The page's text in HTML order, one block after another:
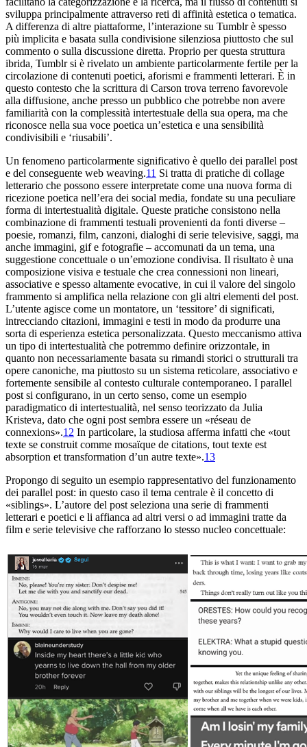
sviluppa principalmente attraverso reti di affinità estetica o tematica.
A differenza di altre piattaforme, l’interazione su Tumblr è spesso
più implicita e basata sulla condivisione silenziosa piuttosto che sul
commento o sulla discussione diretta. Proprio per questa struttura
ibrida, Tumblr si è rivelato un ambiente particolarmente fertile per la
circolazione di contenuti poetici, aforismi e frammenti letterari. È in
questo contesto che la scrittura di Carson trova terreno favorevole
alla diffusione, anche presso un pubblico che potrebbe non avere
familiarità con la complessità intertestuale della sua opera, ma che
riconosce nella sua voce poetica un’estetica e una sensibilità
condivisibili e ‘riusabili’.
Un fenomeno particolarmente significativo è quello dei parallel post
e del conseguente web weaving.11 Si tratta di pratiche di collage
letterario che possono essere interpretate come una nuova forma di
ricezione poetica nell’era dei social media, fondate su una peculiare
forma di intertestualità digitale. Queste pratiche consistono nella
combinazione di frammenti testuali provenienti da fonti diverse –
poesie, romanzi, film, canzoni, dialoghi di serie televisive, saggi, ma
anche immagini, gif e fotografie – accomunati da un tema, una
suggestione concettuale o un’emozione condivisa. Il risultato è una
composizione visiva e testuale che crea connessioni non lineari,
associative e spesso altamente evocative, in cui il valore del singolo
frammento si amplifica nella relazione con gli altri elementi del post.
L’utente agisce come un montatore, un ‘tessitore’ di significati,
intrecciando citazioni, immagini e testi in modo da produrre una
sorta di esperienza estetica personalizzata. Questo meccanismo attiva
un tipo di intertestualità che potremmo definire orizzontale, in
quanto non necessariamente basata su rimandi storici o strutturali tra
opere canoniche, ma piuttosto su un sistema reticolare, associativo e
fortemente sensibile al contesto culturale contemporaneo. I parallel
post si configurano, in un certo senso, come un esempio
paradigmatico di intertestualità, nel senso teorizzato da Julia
Kristeva, dato che ogni post sembra essere un «réseau de
connexions».12 In particolare, la studiosa afferma infatti che «tout
texte se construit comme mosaïque de citations, tout texte est
absorption et transformation d’un autre texte».13
Propongo di seguito un esempio rappresentativo del funzionamento
dei parallel post: in questo caso il tema centrale è il concetto di
«siblings». L’autore del post seleziona una serie di frammenti
letterari e poetici e li affianca ad altri versi o ad immagini tratte da
film e serie televisive che rafforzano lo stesso nucleo concettuale: